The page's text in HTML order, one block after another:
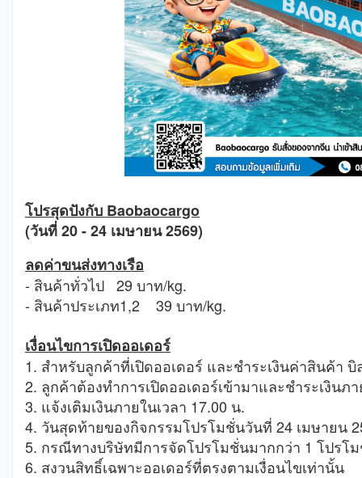
โปรสุดปังกับ Baobaocargo
(วันที่ 20 - 24 เมษายน 2569)
ลดค่าขนส่งทางเรือ
- สินค้าทั่วไป 29 บาท/kg.
- สินค้าประเภท1,2 39 บาท/kg.
เงื่อนไขการเปิดออเดอร์
1. สำหรับลูกค้าที่เปิดออเดอร์ และชำระเงินค่าสินค้า
2. ลูกค้าต้องทำการเปิดออเดอร์เข้ามาและชำระเงินภ
3. แจ้งเติมเงินภายในเวลา 17.00 น.
4. วันสุดท้ายของกิจกรรมโปรโมชั่นวันที่ 24 เมษายน
5. กรณีทางบริษัทมีการจัดโปรโมชั่นมากกว่า 1 โปรโ
6. สงวนสิทธิ์เฉพาะออเดอร์ที่ตรงตามเงื่อนไขเท่านั้น